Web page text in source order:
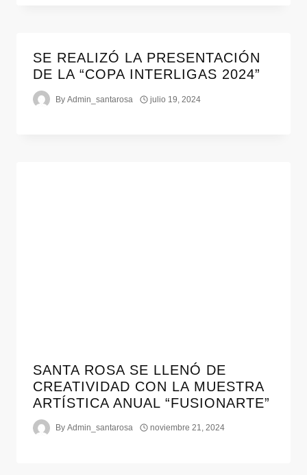
SE REALIZÓ LA PRESENTACIÓN
DE LA “COPA INTERLIGAS 2024”
By Admin_santarosa julio 19, 2024
SANTA ROSA SE LLENÓ DE
CREATIVIDAD CON LA MUESTRA
ARTÍSTICA ANUAL “FUSIONARTE”
By Admin_santarosa noviembre 21, 2024